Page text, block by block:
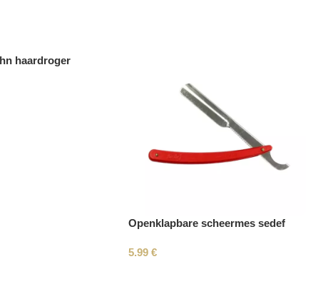
haardroger
Openklapbare scheermes sedef
5.99€